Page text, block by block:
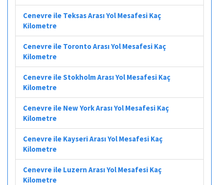
Cenevre ile Teksas Arası Yol Mesafesi Kaç
Kilometre
Cenevre ile Toronto Arası Yol Mesafesi Kaç
Kilometre
Cenevre ile Stokholm Arası Yol Mesafesi Kaç
Kilometre
Cenevre ile New York Arası Yol Mesafesi Kaç
Kilometre
Cenevre ile Kayseri Arası Yol Mesafesi Kaç
Kilometre
Cenevre ile Luzern Arası Yol Mesafesi Kaç
Kilometre